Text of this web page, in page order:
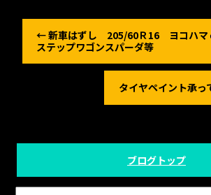
←新車はずし 205/60Ｒ16 ヨコハマ
ステップワゴンスパーダ等
タイヤペイント承っ
ブログトップ